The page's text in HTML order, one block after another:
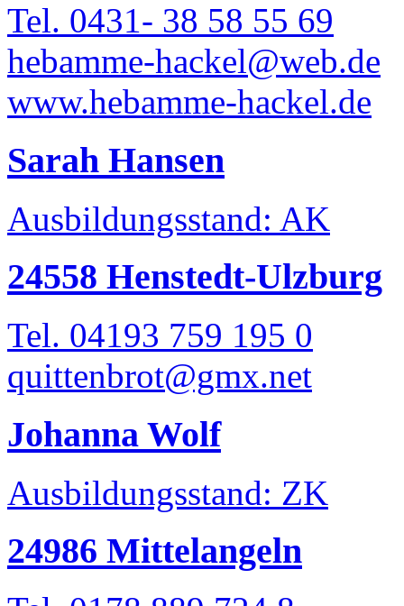
Tel. 0431- 38 58 55 69
hebamme-hackel@web.de
www.hebamme-hackel.de
Sarah Hansen
Ausbildungsstand: AK
24558 Henstedt-Ulzburg
Tel. 04193 759 195 0
quittenbrot@gmx.net
Johanna Wolf
Ausbildungsstand: ZK
24986 Mittelangeln